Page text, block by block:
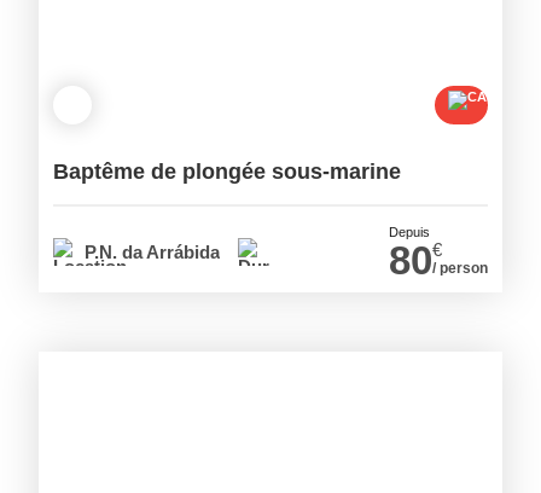
Baptême de plongée sous-marine
P.N. da Arrábida
Depuis
80€
/ person